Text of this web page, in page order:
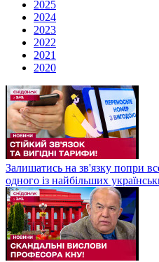
2025
2024
2023
2022
2021
2020
Залишатись на зв'язку попри
одного із найбільших